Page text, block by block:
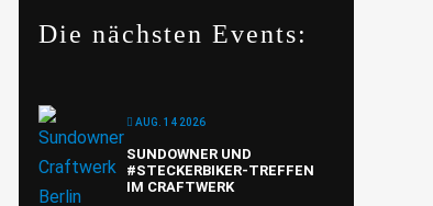
Die nächsten Events:
AUG. 14 2026
SUNDOWNER UND
#STECKERBIKER-TREFFEN
IM CRAFTWERK